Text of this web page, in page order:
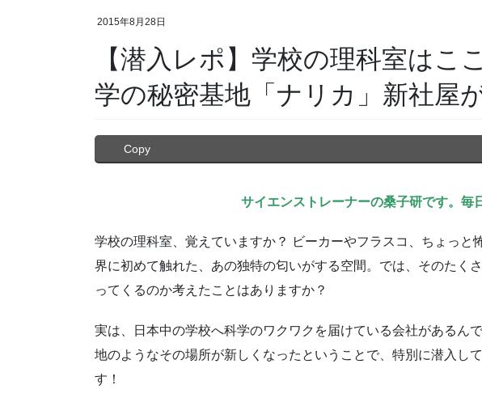
2015年8月28日
【潜入レポ】学校の理科室はこ
学の秘密基地「ナリカ」新社屋
Copy
サイエンストレーナーの桑子研です。毎
学校の理科室、覚えていますか？ ビーカーやフラスコ、ちょっ
界に初めて触れた、あの独特の匂いがする空間。では、そのたく
ってくるのか考えたことはありますか？
実は、日本中の学校へ科学のワクワクを届けている会社があるん
地のようなその場所が新しくなったということで、特別に潜入し
す！